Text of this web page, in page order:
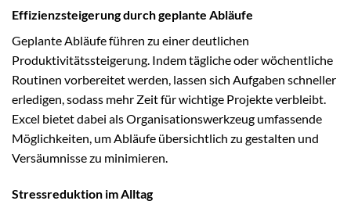
Effizienzsteigerung durch geplante Abläufe
Geplante Abläufe führen zu einer deutlichen
Produktivitätssteigerung. Indem tägliche oder wöchentliche
Routinen vorbereitet werden, lassen sich Aufgaben schneller
erledigen, sodass mehr Zeit für wichtige Projekte verbleibt.
Excel bietet dabei als Organisationswerkzeug umfassende
Möglichkeiten, um Abläufe übersichtlich zu gestalten und
Versäumnisse zu minimieren.
Stressreduktion im Alltag